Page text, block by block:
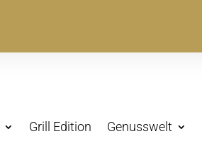
Grill Edition Genusswelt